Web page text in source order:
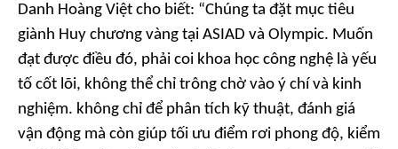
Danh Hoàng Việt cho biết: “Chúng ta đặt mục tiêu
giành Huy chương vàng tại ASIAD và Olympic. Muốn
đạt được điều đó, phải coi khoa học công nghệ là yếu
tố cốt lõi, không thể chỉ trông chờ vào ý chí và kinh
nghiệm. không chỉ để phân tích kỹ thuật, đánh giá
vận động mà còn giúp tối ưu điểm rơi phong độ, kiểm